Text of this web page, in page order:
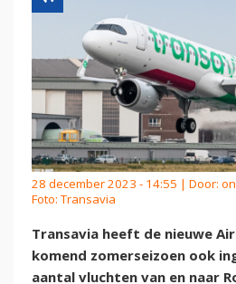
28 december 2023 - 14:55 | Door:
Foto: Transavia
Transavia heeft de nieuwe
komend zomerseizoen ook
aantal vluchten van en naar